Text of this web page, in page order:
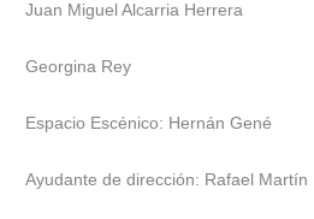
Juan Miguel Alcarria Herrera
Georgina Rey
Espacio Escénico: Hernán Gené
Ayudante de dirección: Rafael Martín